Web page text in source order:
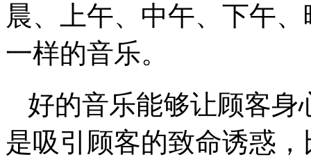
晨、上午、中午、下午
一样的音乐。
好的音乐能够让顾客身
是吸引顾客的致命诱惑